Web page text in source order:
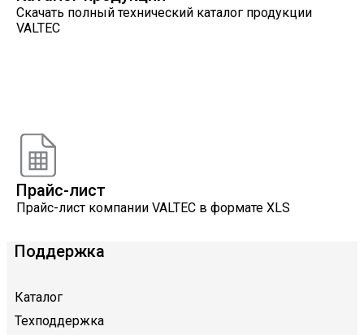
Скачать полный технический каталог продукции
VALTEC
Прайс-лист
Прайс-лист компании VALTEC в формате XLS
Поддержка
Каталог
Техподдержка